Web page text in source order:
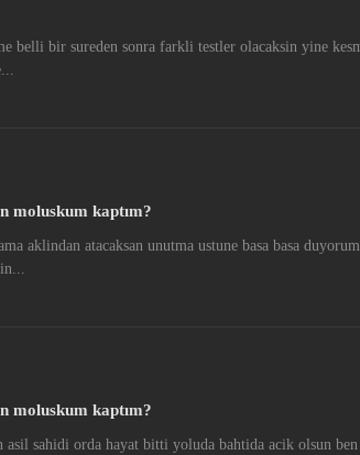
belli bir sureden sonra farkli testler olacaksin yine
moluskum kaptım?
aklindan atacaksan unutma ustune basa basa
moluskum kaptım?
asil sahidi orda hayat bitti yoluda bahtida acik olsun